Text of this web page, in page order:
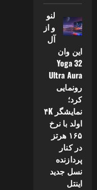
لنو
و از
آل
این وان
Yoga 32
Ultra Aura
رونمایی
کرد؛
نمایشگر ۴K
اولد با نرخ
۱۶۵ هرتز
در کنار
پردازنده
نسل جدید
اینتل